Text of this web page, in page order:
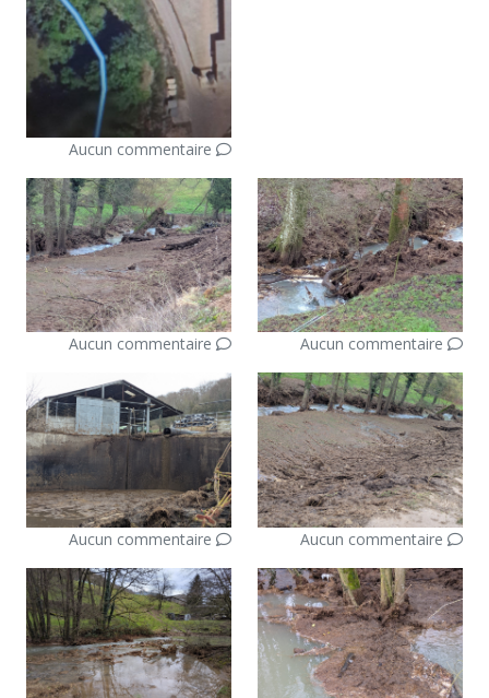
Aucun commentaire
Aucun commentaire Aucun commentaire
Aucun commentaire Aucun commentaire